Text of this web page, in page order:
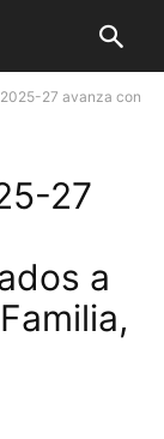
27 avanza con
27
a